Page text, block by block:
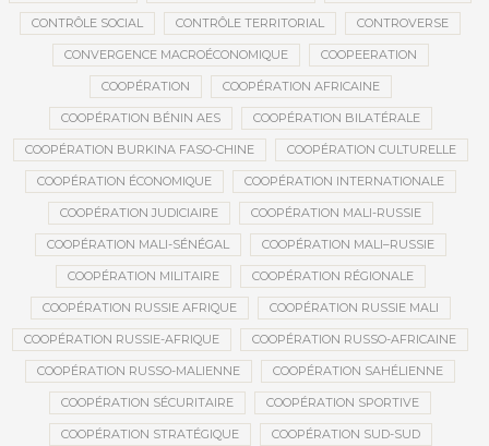
CONTRÔLE SOCIAL CONTRÔLE TERRITORIAL CONTROVERSE
CONVERGENCE MACROÉCONOMIQUE COOPEERATION
COOPÉRATION COOPÉRATION AFRICAINE
COOPÉRATION BÉNIN AES COOPÉRATION BILATÉRALE
COOPÉRATION BURKINA FASO-CHINE COOPÉRATION CULTURELLE
COOPÉRATION ÉCONOMIQUE COOPÉRATION INTERNATIONALE
COOPÉRATION JUDICIAIRE COOPÉRATION MALI-RUSSIE
COOPÉRATION MALI-SÉNÉGAL COOPÉRATION MALI–RUSSIE
COOPÉRATION MILITAIRE COOPÉRATION RÉGIONALE
COOPÉRATION RUSSIE AFRIQUE COOPÉRATION RUSSIE MALI
COOPÉRATION RUSSIE-AFRIQUE COOPÉRATION RUSSO-AFRICAINE
COOPÉRATION RUSSO-MALIENNE COOPÉRATION SAHÉLIENNE
COOPÉRATION SÉCURITAIRE COOPÉRATION SPORTIVE
COOPÉRATION STRATÉGIQUE COOPÉRATION SUD-SUD